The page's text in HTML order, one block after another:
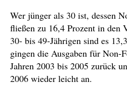
Wer jünger als 30 ist, dessen
fließen zu 16,4 Prozent in den
30- bis 49-Jährigen sind es
gingen die Ausgaben für Non-
Jahren 2003 bis 2005 zurück
2006 wieder leicht an.